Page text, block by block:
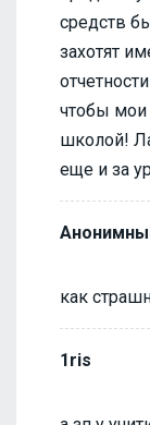
средств
захотят
чтобы мои
школой!
еще и за
как
1ris